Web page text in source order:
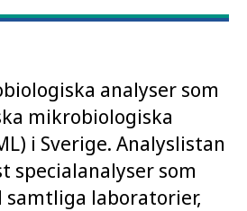
analyser som
mikrobiologiska
i Sverige. Analyslistan
som
laboratorier,